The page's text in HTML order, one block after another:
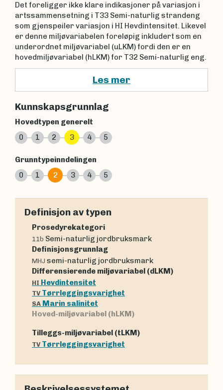
Det foreligger ikke klare indikasjoner på variasjon i
artssammensetning i T33 Semi-naturlig strandeng
som gjenspeiler variasjon i HI Hevdintensitet. Likevel
er denne miljøvariabelen foreløpig inkludert som en
underordnet miljøvariabel (uLKM) fordi den er en
hovedmiljøvariabel (hLKM) for T32 Semi-naturlig eng.
Les mer
Kunnskapsgrunnlag
Hovedtypen generelt
0
1 2 3 4 5
Grunntypeinndelingen
0
1 2 3 4 5
Definisjon av typen
Prosedyrekategori
11b Semi-naturlig jordbruksmark
Definisjonsgrunnlag
MHJ semi-naturlig jordbruksmark
Differensierende miljøvariabel (dLKM)
HI Hevdintensitet
TV Tørrleggingsvarighet
SA Marin salinitet
Hoved-miljøvariabel (hLKM)
Tilleggs-miljøvariabel (tLKM)
TV Tørrleggingsvarighet